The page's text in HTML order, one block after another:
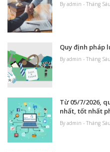
By admin - Tháng
Quy định pháp
By admin - Tháng
Từ 05/7/2026,
nhất, tốt nhất
By admin - Tháng